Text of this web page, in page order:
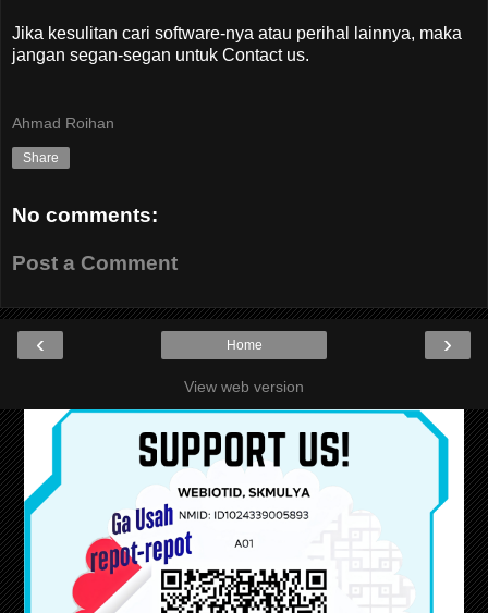
Jika kesulitan cari software-nya atau perihal lainnya, maka
jangan segan-segan untuk Contact us.
Ahmad Roihan
Share
No comments:
Post a Comment
‹ ›
Home
View web version